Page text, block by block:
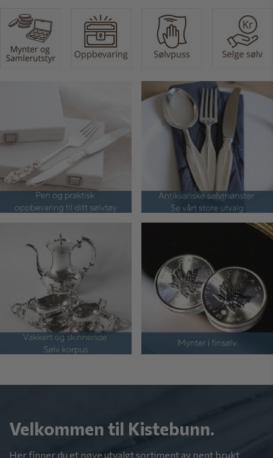
Velkommen til Kistebunn.
Her finner du et nøye utvalgt sortiment av pent brukt